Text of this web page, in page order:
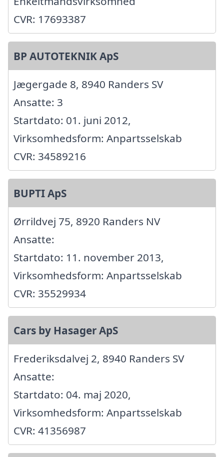
CVR: 17693387
BP AUTOTEKNIK ApS
Jægergade 8, 8940 Randers SV
Ansatte: 3
Startdato: 01. juni 2012,
Virksomhedsform: Anpartsselskab
CVR: 34589216
BUPTI ApS
Ørrildvej 75, 8920 Randers NV
Ansatte:
Startdato: 11. november 2013,
Virksomhedsform: Anpartsselskab
CVR: 35529934
Cars by Hasager ApS
Frederiksdalvej 2, 8940 Randers SV
Ansatte:
Startdato: 04. maj 2020,
Virksomhedsform: Anpartsselskab
CVR: 41356987